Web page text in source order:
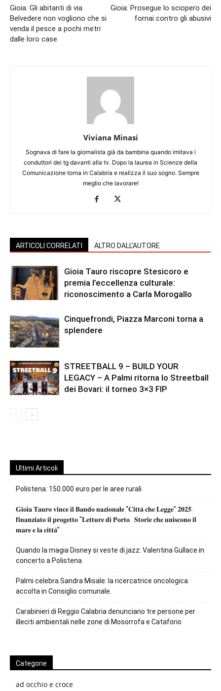
Gioia: Gli abitanti di via
Belvedere non vogliono che si
venda il pesce a pochi metri
dalle loro case
Gioia: Prosegue lo sciopero dei
fornai contro gli abusivi
Viviana Minasi
Sognava di fare la giornalista già da bambina quando imitava i
conduttori dei tg davanti alla tv. Dopo la laurea in Scienze della
Comunicazione torna in Calabria e realizza il suo sogno. Sempre
meglio che lavorare!
ARTICOLI CORRELATI ALTRO DALL'AUTORE
Gioia Tauro riscopre Stesicoro e
premia l’eccellenza culturale:
riconoscimento a Carla Morogallo
Cinquefrondi, Piazza Marconi torna a
splendere
STREETBALL 9 – BUILD YOUR
LEGACY – A Palmi ritorna lo Streetball
dei Bovari: il torneo 3×3 FIP
Ultimi Articoli
Polistena: 150.000 euro per le aree rurali
𝐆𝐢𝐨𝐢𝐚 𝐓𝐚𝐮𝐫𝐨 𝐯𝐢𝐧𝐜𝐞 𝐢𝐥 𝐁𝐚𝐧𝐝𝐨 𝐧𝐚𝐳𝐢𝐨𝐧𝐚𝐥𝐞 “𝐂𝐢𝐭𝐭𝐚̀ 𝐜𝐡𝐞 𝐋𝐞𝐠𝐠𝐞” 𝟐𝟎𝟐𝟓:
𝐟𝐢𝐧𝐚𝐧𝐳𝐢𝐚𝐭𝐨 𝐢𝐥 𝐩𝐫𝐨𝐠𝐞𝐭𝐭𝐨 “𝐋𝐞𝐭𝐭𝐮𝐫𝐞 𝐝𝐢 𝐏𝐨𝐫𝐭𝐨. 𝐒𝐭𝐨𝐫𝐢𝐞 𝐜𝐡𝐞 𝐮𝐧𝐢𝐬𝐜𝐨𝐧𝐨 𝐢𝐥
𝐦𝐚𝐫𝐞 𝐞 𝐥𝐚 𝐜𝐢𝐭𝐭𝐚̀”
Quando la magia Disney si veste di jazz: Valentina Gullace in
concerto a Polistena
Palmi celebra Sandra Misale: la ricercatrice oncologica
accolta in Consiglio comunale.
Carabinieri di Reggio Calabria denunciano tre persone per
illeciti ambientali nelle zone di Mosorrofa e Cataforio
Categorie
ad occhio e croce